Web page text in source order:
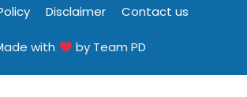
Disclaimer Contact us
with by Team PD